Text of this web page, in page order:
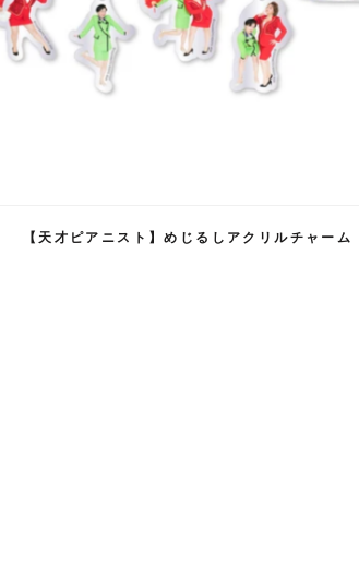
【天才ピアニスト】めじるしアクリルチャーム